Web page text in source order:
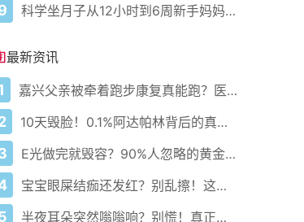
科学坐月子从12小时到6周新手妈妈必藏护理攻略
最新资讯
嘉兴父亲被牵着跑步康复真能跑？医生悄悄说这5步错一步就白练
10天毁脸！0.1%阿达帕林背后的真相你敢看吗？
E光做完就毁容？90%人忽略的黄金7天护理真相！
宝宝眼屎结痂还发红？别乱擦！这病正在偷偷堵住泪道
半夜耳朵突然嗡嗡响？别慌！真正原因可能和你想的完全不一样